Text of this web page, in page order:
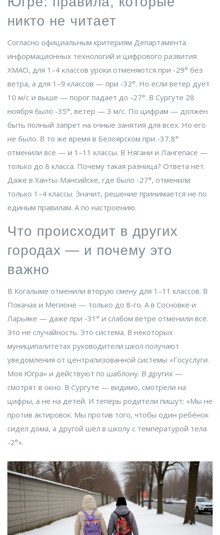
никто не читает
Согласно официальным критериям Департамента
информационных технологий и цифрового развития
ХМАО, для 1–4 классов уроки отменяются при -29° без
ветра, а для 1–9 классов — при -32°. Но если ветер дует
10 м/с и выше — порог падает до -27°. В Сургуте 28
ноября было -35°, ветер — 3 м/с. По цифрам — должен
быть полный запрет на очные занятия для всех. Но его
не было. В то же время в Белоярском при -37,8°
отменили всё — и 1–11 классы. В Нягани и Лангепасе —
только до 8 класса. Почему такая разница? Ответа нет.
Даже в Ханты-Мансийске, где было -27°, отменили
только 1–4 классы. Значит, решение принимается не по
единым правилам. А по настроению.
Что происходит в других
городах — и почему это
важно
В Когалыме отменили вторую смену для 1–11 классов. В
Покачах и Мегионе — только до 8-го. А в Сосновке и
Ларьяке — даже при -31° и слабом ветре отменили всё.
Это не случайность. Это система. В некоторых
муниципалитетах руководители школ получают
уведомления от централизованной системы «Госуслуги.
Моя Югра» и действуют по шаблону. В других —
смотрят в окно. В Сургуте — видимо, смотрели на
цифры, а не на детей. И теперь родители пишут: «Мы не
против актировок. Мы против того, чтобы один ребёнок
сидел дома, а другой шёл в школу с температурой тела
-2°».